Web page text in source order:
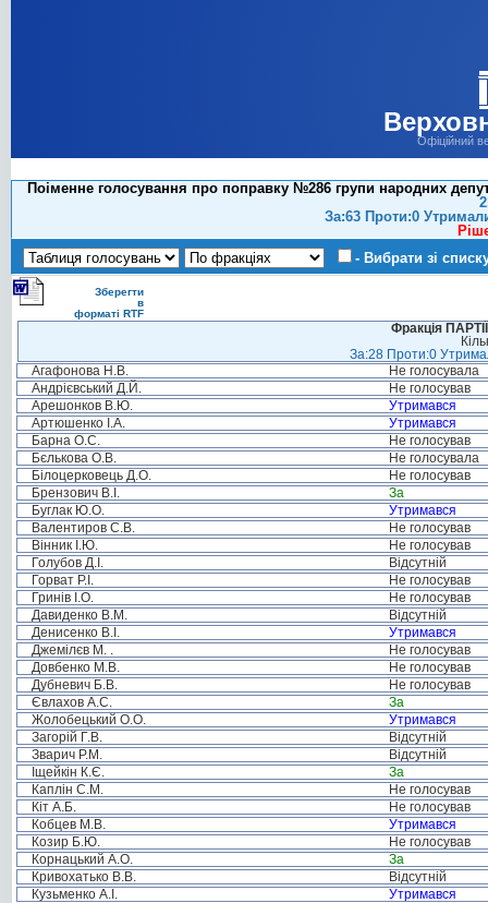
Офіційний
Поіменне голосування про поправку №286 групи народних
За:63 Проти:0
- Вибрати зі
Зберегти
в
форматі RTF
Фракція
За:28 Проти:0
Агафонова Н.В.
Не голосувала
Андрієвський Д.Й.
Не голосував
Арешонков В.Ю.
Утримався
Артюшенко І.А.
Утримався
Барна О.С.
Не голосував
Бєлькова О.В.
Не голосувала
Білоцерковець Д.О.
Не голосував
Брензович В.І.
За
Буглак Ю.О.
Утримався
Валентиров С.В.
Не голосував
Вінник І.Ю.
Не голосував
Голубов Д.І.
Відсутній
Горват Р.І.
Не голосував
Гринів І.О.
Не голосував
Давиденко В.М.
Відсутній
Денисенко В.І.
Утримався
Джемілєв М. .
Не голосував
Довбенко М.В.
Не голосував
Дубневич Б.В.
Не голосував
Євлахов А.С.
За
Жолобецький О.О.
Утримався
Загорій Г.В.
Відсутній
Зварич Р.М.
Відсутній
Іщейкін К.Є.
За
Каплін С.М.
Не голосував
Кіт А.Б.
Не голосував
Кобцев М.В.
Утримався
Козир Б.Ю.
Не голосував
Корнацький А.О.
За
Кривохатько В.В.
Відсутній
Кузьменко А.І.
Утримався